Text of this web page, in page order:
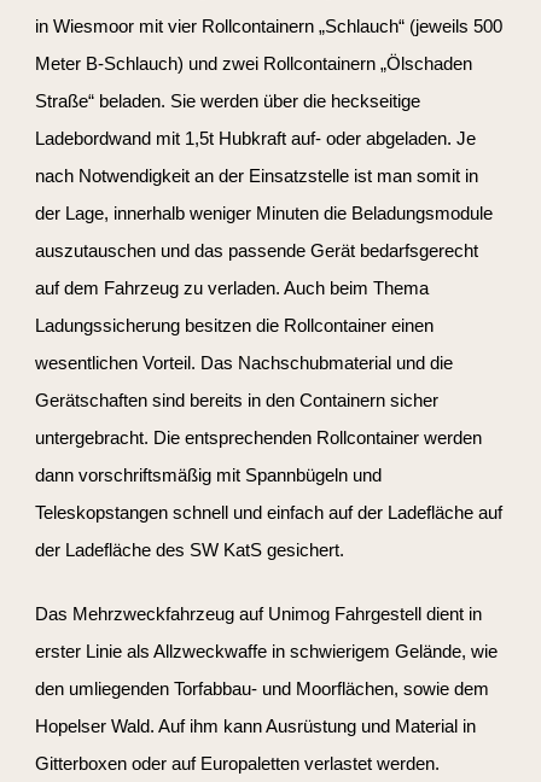
in Wiesmoor mit vier Rollcontainern „Schlauch“ (jeweils 500
Meter B-Schlauch) und zwei Rollcontainern „Ölschaden
Straße“ beladen. Sie werden über die heckseitige
Ladebordwand mit 1,5t Hubkraft auf- oder abgeladen. Je
nach Notwendigkeit an der Einsatzstelle ist man somit in
der Lage, innerhalb weniger Minuten die Beladungsmodule
auszutauschen und das passende Gerät bedarfsgerecht
auf dem Fahrzeug zu verladen. Auch beim Thema
Ladungssicherung besitzen die Rollcontainer einen
wesentlichen Vorteil. Das Nachschubmaterial und die
Gerätschaften sind bereits in den Containern sicher
untergebracht. Die entsprechenden Rollcontainer werden
dann vorschriftsmäßig mit Spannbügeln und
Teleskopstangen schnell und einfach auf der Ladefläche auf
der Ladefläche des SW KatS gesichert.
Das Mehrzweckfahrzeug auf Unimog Fahrgestell dient in
erster Linie als Allzweckwaffe in schwierigem Gelände, wie
den umliegenden Torfabbau- und Moorflächen, sowie dem
Hopelser Wald. Auf ihm kann Ausrüstung und Material in
Gitterboxen oder auf Europaletten verlastet werden.